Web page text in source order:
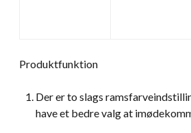
Produktfunktion
Der er to slags
have et bedre valg at